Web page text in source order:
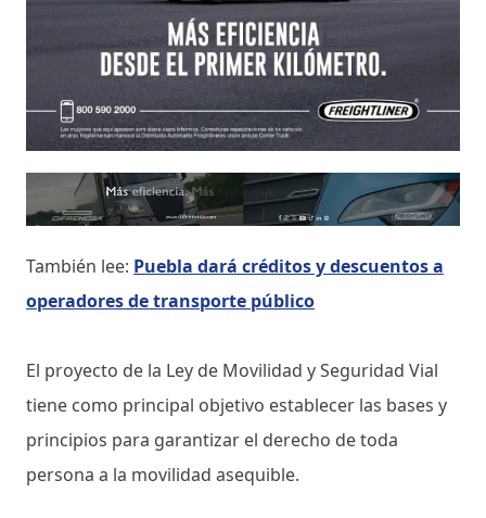
También lee: Puebla dará créditos y descuentos a
operadores de transporte público
El proyecto de la Ley de Movilidad y Seguridad Vial
tiene como principal objetivo establecer las bases y
principios para garantizar el derecho de toda
persona a la movilidad asequible.